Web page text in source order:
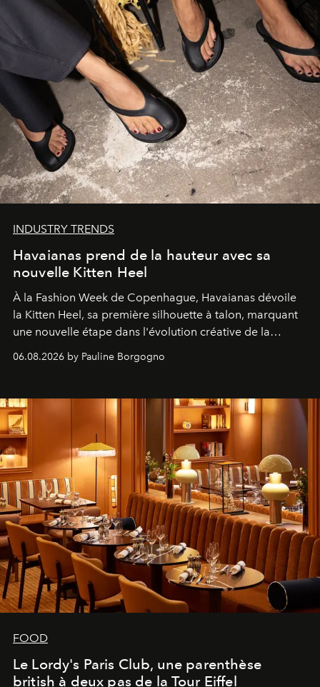
INDUSTRY TRENDS
Havaianas prend de la hauteur avec sa
nouvelle Kitten Heel
À la Fashion Week de Copenhague, Havaianas dévoile
la Kitten Heel, sa première silhouette à talon, marquant
une nouvelle étape dans l'évolution créative de la
06.08.2026 by Pauline Borgogno
FOOD
Le Lordy's Paris Club, une parenthèse
british à deux pas de la Tour Eiffel